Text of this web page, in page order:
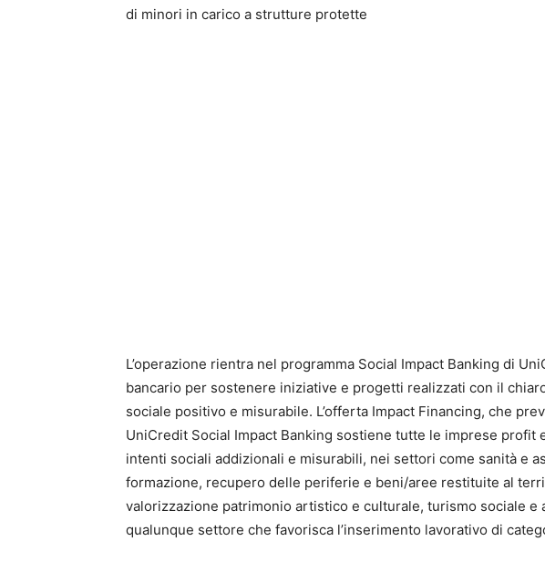
di minori in carico a strutture protette
L’operazione rientra nel programma Social Impact Banking di
bancario per sostenere iniziative e progetti realizzati con il
sociale positivo e misurabile. L’offerta Impact Financing, che
UniCredit Social Impact Banking sostiene tutte le imprese profit
intenti sociali addizionali e misurabili, nei settori come sanità e
formazione, recupero delle periferie e beni/aree restituite al
valorizzazione patrimonio artistico e culturale, turismo sociale e
qualunque settore che favorisca l’inserimento lavorativo di